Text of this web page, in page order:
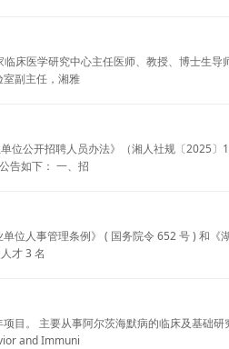
床医学研究中心主任医师、教授、博士生
副主任，湘雅
公开招聘人员办法》（湘人社规〔2025
告如下： 一、招
位人事管理条例》 ( 国务院令 652 号 ) 和《
才 3 名
目。 主要从事阿尔茨海默病的临床及基础
and Immuni